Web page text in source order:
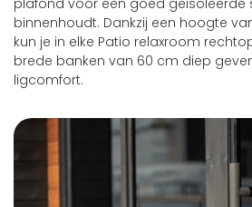
plafond voor een goed geïsoleerde
binnenhoudt. Dankzij een hoogte
kun je in elke Patio relaxroom
brede banken van 60 cm diep
ligcomfort.